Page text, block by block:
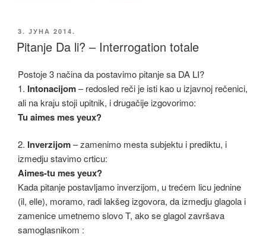
a
c
e
b
o
o
k
wi
tt
er
m o
y
Li
n
k
e
ОБЈАВЉЕНО
3. ЈУНА 2014.
Pitanje Da li? – Interrogation totale
Postoje 3 načina da postavimo pitanje sa DA LI?
1. Intonacijom– redosled reči je isti kao u izjavnoj rečenici,
ali na kraju stoji upitnik, i drugačije izgovorimo:
Tu aimes mes yeux?
2. Inverzijom– zamenimo mesta subjektu i prediktu, i
izmedju stavimo crticu:
Aimes-tu mes yeux?
Kada pitanje postavljamo inverzijom, u trećem licu jednine
(il, elle), moramo, radi lakšeg izgovora, da izmedju glagola i
zamenice umetnemo slovo T, ako se glagol završava
samoglasnikom :